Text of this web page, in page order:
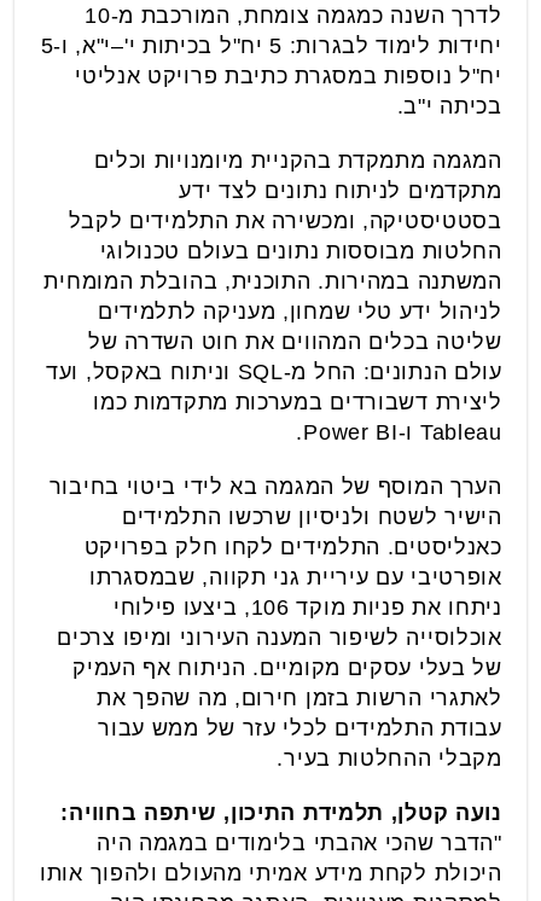
לדרך השנה כמגמה צומחת, המורכבת מ-10
יחידות לימוד לבגרות: 5 יח"ל בכיתות י'–י"א, ו-5
יח"ל נוספות במסגרת כתיבת פרויקט אנליטי
בכיתה י"ב.
המגמה מתמקדת בהקניית מיומנויות וכלים
מתקדמים לניתוח נתונים לצד ידע
בסטטיסטיקה, ומכשירה את התלמידים לקבל
החלטות מבוססות נתונים בעולם טכנולוגי
המשתנה במהירות. התוכנית, בהובלת המומחית
לניהול ידע טלי שמחון, מעניקה לתלמידים
שליטה בכלים המהווים את חוט השדרה של
עולם הנתונים: החל מ-SQL וניתוח באקסל, ועד
ליצירת דשבורדים במערכות מתקדמות כמו
Tableau ו-Power BI.
הערך המוסף של המגמה בא לידי ביטוי בחיבור
הישיר לשטח ולניסיון שרכשו התלמידים
כאנליסטים. התלמידים לקחו חלק בפרויקט
אופרטיבי עם עיריית גני תקווה, שבמסגרתו
ניתחו את פניות מוקד 106, ביצעו פילוחי
אוכלוסייה לשיפור המענה העירוני ומיפו צרכים
של בעלי עסקים מקומיים. הניתוח אף העמיק
לאתגרי הרשות בזמן חירום, מה שהפך את
עבודת התלמידים לכלי עזר של ממש עבור
מקבלי ההחלטות בעיר.
נועה קטלן, תלמידת התיכון, שיתפה בחוויה:
"הדבר שהכי אהבתי בלימודים במגמה היה
היכולת לקחת מידע אמיתי מהעולם ולהפוך אותו